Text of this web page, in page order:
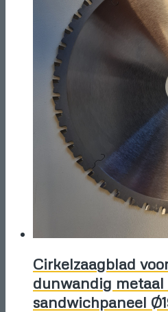
Cirkelzaagblad
dunwandig
sandwichpaneel